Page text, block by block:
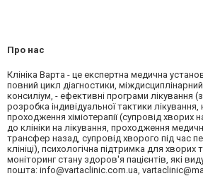
Про нас
Клініка Варта - це експертна медична
повний цикл діагностики,
консиліум, - ефективні програми лікування
розробка індивідуальної тактики
проходження хіміотерапії (супровід
до клініки на лікування, проходження
трансфер назад, супровід хворого під час
клініці), психологічна підтримка для хворих
моніторинг стану здоров'я пацієнтів, які
пошта: info@vartaclinic.com.ua